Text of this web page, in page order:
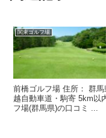
関東ゴルフ場
前橋ゴルフ場 住所： 群
越自動車道・駒寄 5km以
フ場(群馬県)の口コミ ...